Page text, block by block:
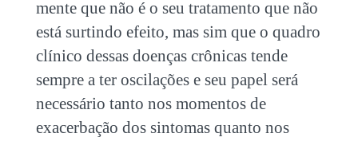
mente que não é o seu tratamento que não
está surtindo efeito, mas sim que o quadro
clínico dessas doenças crônicastende
sempre a ter oscilações e seu papel será
necessário tanto nos momentos de
exacerbação dos sintomas quanto nos